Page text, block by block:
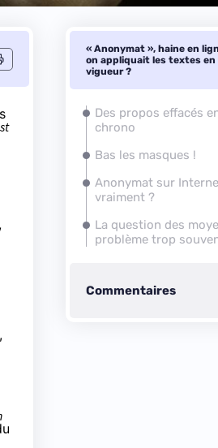
« Anonymat », haine en
on appliquait les textes en
vigueur ?
Des propos effacés
chrono
Bas les masques !
Anonymat sur
vraiment ?
La question des
problème trop
Commentaires